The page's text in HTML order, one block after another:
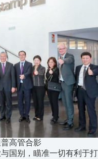
高管合影
国别，瞄准一切有利于打